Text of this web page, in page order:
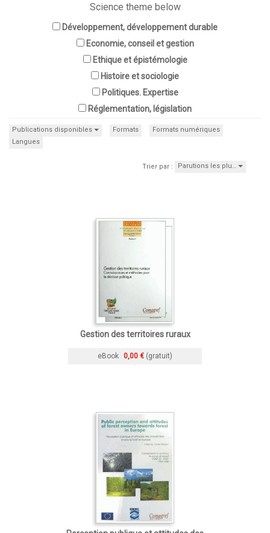
Science theme below
Développement, développement durable
Economie, conseil et gestion
Ethique et épistémologie
Histoire et sociologie
Politiques. Expertise
Réglementation, législation
Publications disponibles Formats
Formats numériques
Langues
Trier par : Parutions les plu…
Gestion des territoires ruraux
eBook 0,00 € (gratuit)